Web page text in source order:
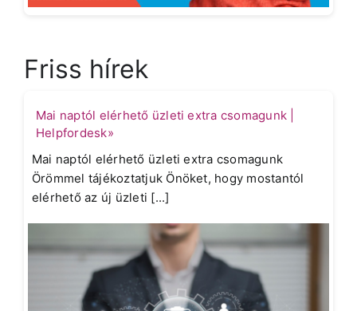
Friss hírek
Mai naptól elérhető üzleti extra csomagunk |
Helpfordesk»
Mai naptól elérhető üzleti extra csomagunk
Örömmel tájékoztatjuk Önöket, hogy mostantól
elérhető az új üzleti [...]